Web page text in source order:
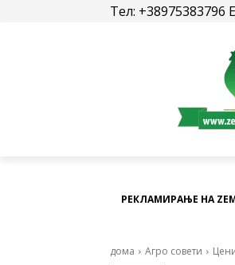
Тел: +38975383796
РЕКЛАМИРАЊЕ НА
дома Агро совети